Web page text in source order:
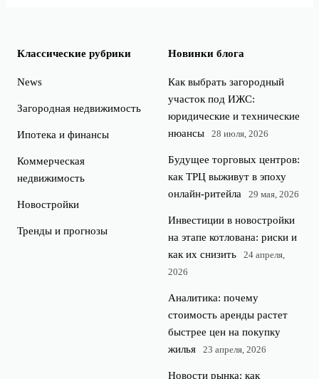
Классические рубрики
News
Загородная недвижимость
Ипотека и финансы
Коммерческая
недвижимость
Новостройки
Тренды и прогнозы
Новинки блога
Как выбрать загородный
участок под ИЖС:
юридические и технические
нюансы
28 июля, 2026
Будущее торговых центров:
как ТРЦ выживут в эпоху
онлайн-ритейла
29 мая, 2026
Инвестиции в новостройки
на этапе котлована: риски и
как их снизить
24 апреля,
2026
Аналитика: почему
стоимость аренды растет
быстрее цен на покупку
жилья
23 апреля, 2026
Новости рынка: как